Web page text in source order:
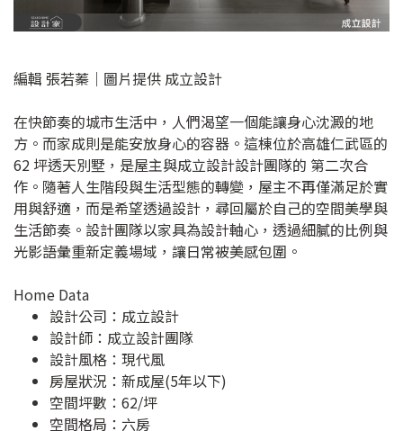
編輯 張若蓁｜圖片提供 成立設計
在快節奏的城市生活中，人們渴望一個能讓身心沈澱的地
方。而家成則是能安放身心的容器。這棟位於高雄仁武區的
62 坪透天別墅，是屋主與成立設計設計團隊的 第二次合
作。隨著人生階段與生活型態的轉變，屋主不再僅滿足於實
用與舒適，而是希望透過設計，尋回屬於自己的空間美學與
生活節奏。設計團隊以家具為設計軸心，透過細膩的比例與
光影語彙重新定義場域，讓日常被美感包圍。
Home Data
設計公司： 成立設計
設計師：成立設計團隊
設計風格：現代風
房屋狀況：新成屋(5年以下)
空間坪數：62/坪
空間格局：六房